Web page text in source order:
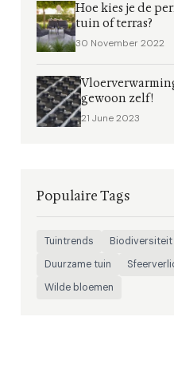
Hoe kies je de
tuin of terras?
30 November 2022
gewoon zelf!
21 June 2023
Populaire Tags
Tuintrends Biodiversiteit
Duurzame tuin
Wilde bloemen